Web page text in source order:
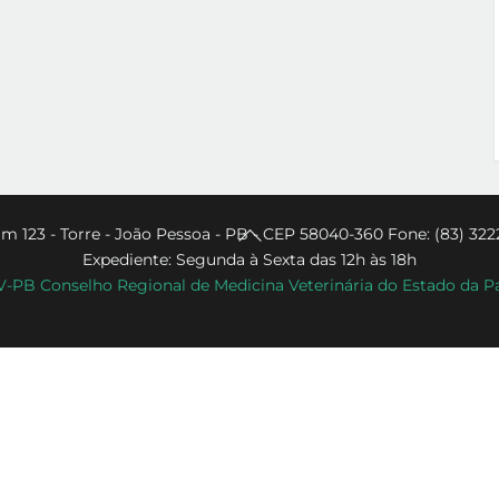
Back
To
Top
123 - Torre - João Pessoa - PB - CEP 58040-360 Fone: (83)
Expediente: Segunda à Sexta das 12h às 18h
PB Conselho Regional de Medicina Veterinária do Estado da